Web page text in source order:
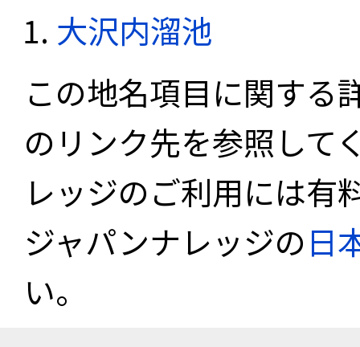
大沢内溜池
この地名項目に関する
のリンク先を参照して
レッジのご利用には有
ジャパンナレッジの日
い。